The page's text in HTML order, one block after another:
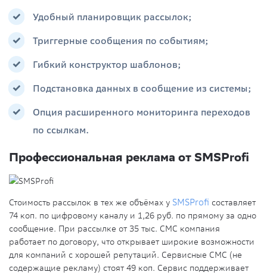
Удобный планировщик рассылок;
Триггерные сообщения по событиям;
Гибкий конструктор шаблонов;
Подстановка данных в сообщение из системы;
Опция расширенного мониторинга переходов
по ссылкам.
Профессиональная реклама от SMSProfi
Стоимость рассылок в тех же объёмах у SMSProfi составляет
74 коп. по цифровому каналу и 1,26 руб. по прямому за одно
сообщение. При рассылке от 35 тыс. СМС компания
работает по договору, что открывает широкие возможности
для компаний с хорошей репутаций. Сервисные СМС (не
содержащие рекламу) стоят 49 коп. Сервис поддерживает